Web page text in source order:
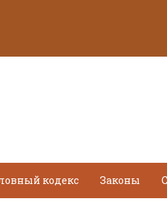
кодекс Законы